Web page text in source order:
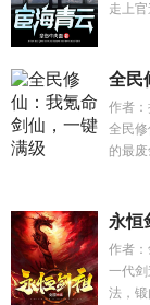
走上
全民
作者
全民
的最
永恒
作者：
一代
法，